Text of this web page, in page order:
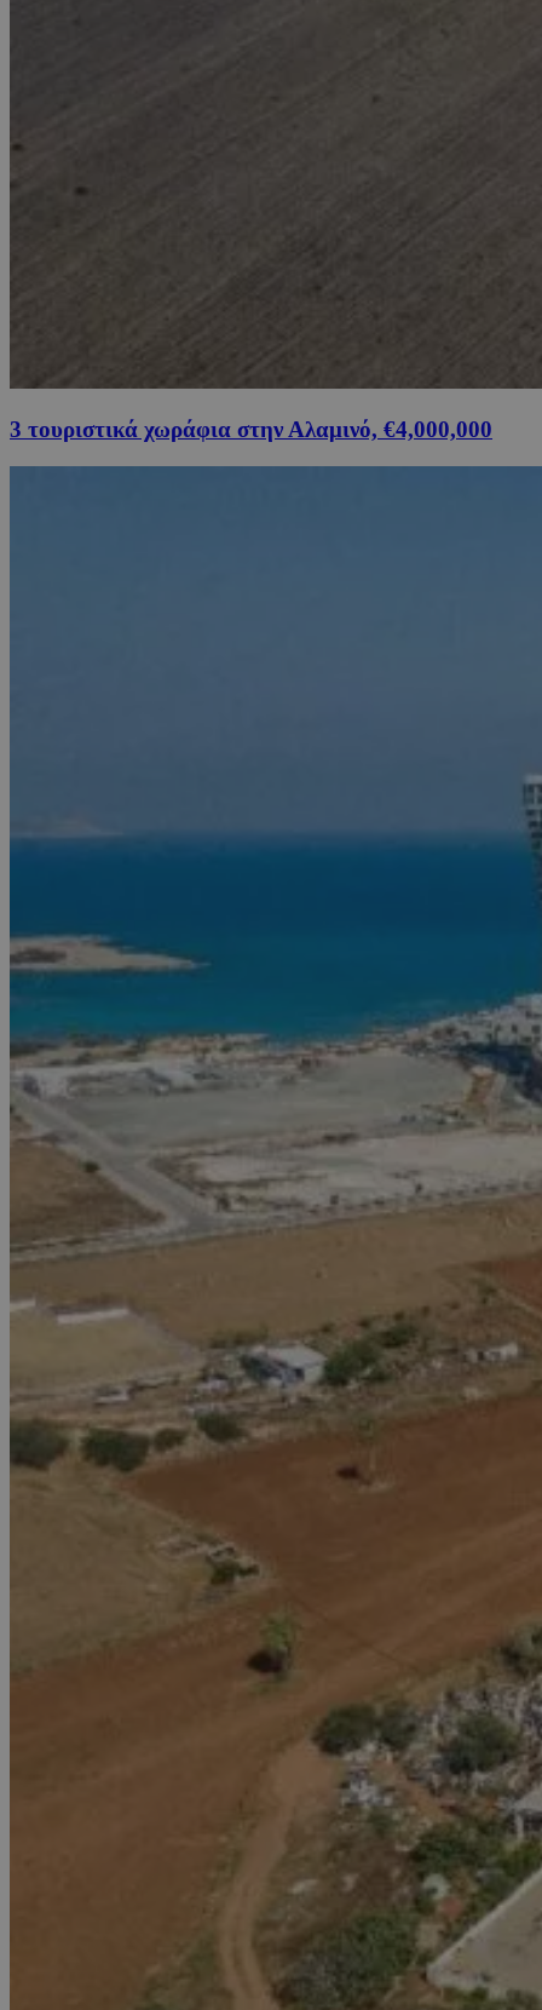
3 τουριστικά χωράφια στην Αλαμινό, €4,000,000